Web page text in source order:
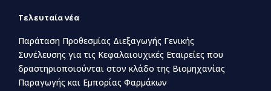
Τελευταία νέα
Παράταση Προθεσμίας Διεξαγωγής Γενικής
Συνέλευσης για τις Κεφαλαιουχικές Εταιρείες που
δραστηριοποιούνται στον κλάδο της Βιομηχανίας
Παραγωγής και Εμπορίας Φαρμάκων